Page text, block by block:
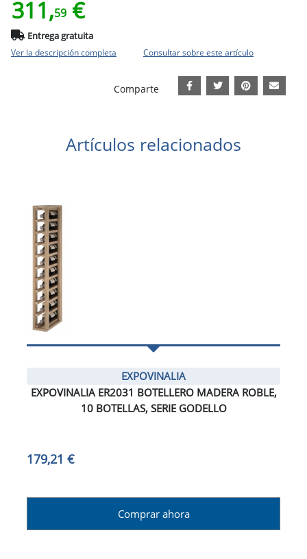
311,59 €
Entrega gratuita
Ver la descripción completa Consultar sobre este artículo
Comparte
Artículos relacionados
EXPOVINALIA
EXPOVINALIA ER2031 BOTELLERO MADERA ROBLE,
10 BOTELLAS, SERIE GODELLO
179,21 €
Comprar ahora